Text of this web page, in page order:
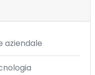
aziendale